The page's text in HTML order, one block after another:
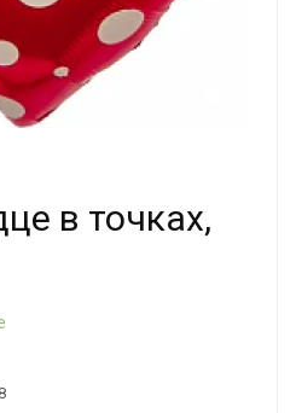
в точках,